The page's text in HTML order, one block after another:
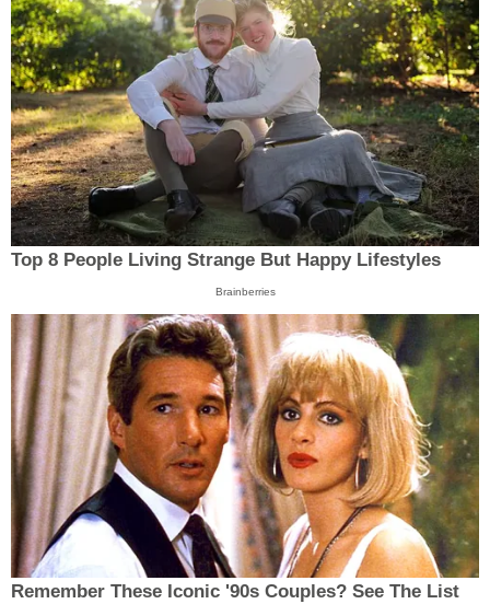
Top 8 People Living Strange But Happy Lifestyles
Brainberries
Remember These Iconic '90s Couples? See The List